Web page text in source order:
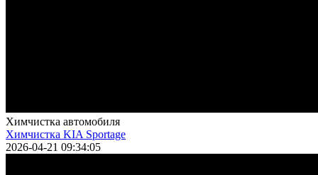
Химчистка автомобиля
Химчистка KIA Sportage
2026-04-21 09:34:05